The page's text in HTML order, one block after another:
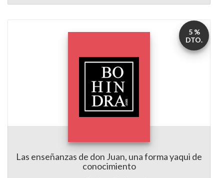
Las enseñanzas de don Juan, una forma yaqui de
conocimiento
5 %
DTO.